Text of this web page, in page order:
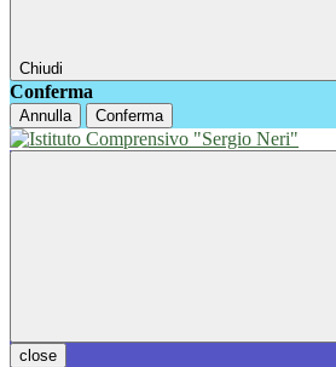
Chiudi
Conferma
Annulla Conferma
close